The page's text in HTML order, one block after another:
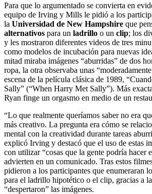
Para que lo argumentado se convierta en
equipo de Irving y Mills le pidió a los
la Universidad de New Hampshire que
alternativos para un ladrillo o un clip; los
y les mostraron diferentes videos de tres
como modelos de incubación para nuevas
mitad miraba imágenes “aburridas” de dos
ropa, la otra observaba unas
escena de la película clásica de 1989,
Sally” (“When Harry Met Sally”). Más
Ryan finge un orgasmo en medio de un
“Lo que realmente queríamos saber no era
más creativo. La pregunta era cómo se
mental con la creatividad durante tareas
explicó Irving y destacó que el uso de estas
con utilizar “cosas que la gente podría hacer
advierten en un comunicado. Tras estos
pidieron a los participantes que enumeraran
para el ladrillo hipotético o el clip, gracias a
“despertaron” las imágenes.